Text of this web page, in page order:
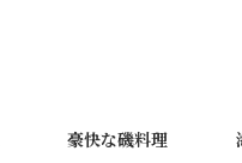
豪快な磯料理